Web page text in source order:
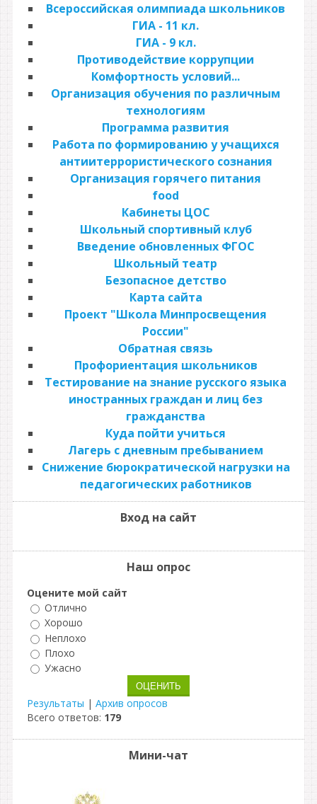
Всероссийская олимпиада школьников
ГИА - 11 кл.
ГИА - 9 кл.
Противодействие коррупции
Комфортность условий...
Организация обучения по различным
технологиям
Программа развития
Работа по формированию у учащихся
антиитеррористического сознания
Организация горячего питания
food
Кабинеты ЦОС
Школьный спортивный клуб
Введение обновленных ФГОС
Школьный театр
Безопасное детство
Карта сайта
Проект "Школа Минпросвещения
России"
Обратная связь
Профориентация школьников
Тестирование на знание русского языка
иностранных граждан и лиц без
гражданства
Куда пойти учиться
Лагерь с дневным пребыванием
Снижение бюрократической нагрузки на
педагогических работников
Вход на сайт
Наш опрос
Оцените мой сайт
Отлично
Хорошо
Неплохо
Плохо
Ужасно
Результаты | Архив опросов
Всего ответов: 179
Мини-чат